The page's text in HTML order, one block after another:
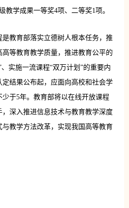
教学成果一等奖4项、二等奖1项。
是教育部落实立德树人根本任务，推
等教育教学质量，推进教育公平的
实施一流课程“双万计划”的重要内
结果公布起，应面向高校和社会学
于5年。教育部将以在线开放课程
深入推进信息技术与教育教学深度
教学方法改革，实现我国高等教育